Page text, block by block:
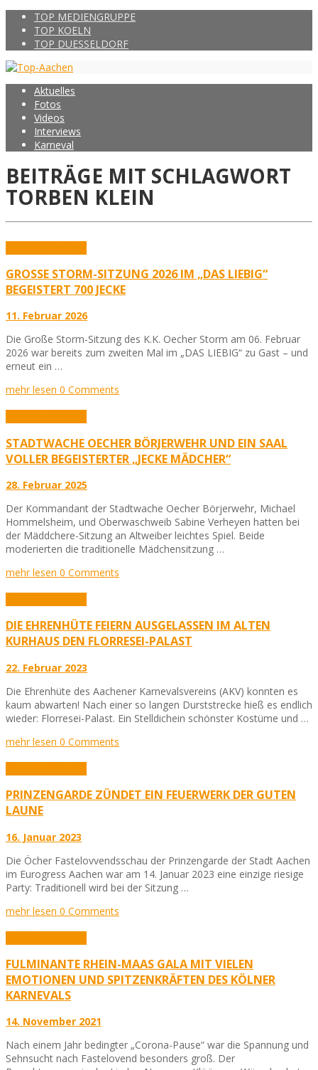
TOP MEDIENGRUPPE
TOP KOELN
TOP DUESSELDORF
Aktuelles
Fotos
Videos
Interviews
Karneval
BEITRÄGE MIT SCHLAGWORT
TORBEN KLEIN
GROSSE STORM-SITZUNG 2026 IM „DAS LIEBIG“ B
EGEISTERT 700 JECKE
11. Februar 2026
Die Große Storm-Sitzung des K.K. Oecher Storm am 06. Februar
2026 war bereits zum zweiten Mal im „DAS LIEBIG“ zu Gast – und
erneut ein …
mehr lesen 0 Comments
STADTWACHE OECHER BÖRJERWEHR UND EIN SAAL
VOLLER BEGEISTERTER „JECKE MÄDCHER“
28. Februar 2025
Der Kommandant der Stadtwache Oecher Börjerwehr, Michael
Hommelsheim, und Oberwaschweib Sabine Verheyen hatten bei
der Mäddchere-Sitzung an Altweiber leichtes Spiel. Beide
moderierten die traditionelle Mädchensitzung …
mehr lesen 0 Comments
DIE EHRENHÜTE FEIERN AUSGELASSEN IM ALTEN
KURHAUS DEN FLORRESEI-PALAST
22. Februar 2023
Die Ehrenhüte des Aachener Karnevalsvereins (AKV) konnten es
kaum abwarten! Nach einer so langen Durststrecke hieß es endlich
wieder: Florresei-Palast. Ein Stelldichein schönster Kostüme und …
mehr lesen 0 Comments
PRINZENGARDE ZÜNDET EIN FEUERWERK DER GUTEN
LAUNE
16. Januar 2023
Die Öcher Fastelovvendsschau der Prinzengarde der Stadt Aachen
im Eurogress Aachen war am 14. Januar 2023 eine einzige riesige
Party: Traditionell wird bei der Sitzung …
mehr lesen 0 Comments
FULMINANTE RHEIN-MAAS GALA MIT VIELEN
EMOTIONEN UND SPITZENKRÄFTEN DES KÖLNER
KARNEVALS
14. November 2021
Nach einem Jahr bedingter „Corona-Pause“ war die Spannung und
Sehnsucht nach Fastelovend besonders groß. Der